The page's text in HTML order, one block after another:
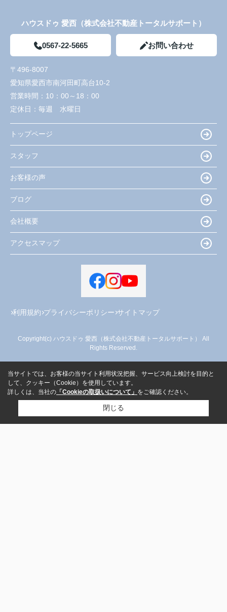
ハウスドゥ 愛西（株式会社不動産トータルサポート）
0567-22-5665 お問い合わせ
〒496-8007
愛知県愛西市南河田町高台10-2
営業時間： 10：00～18：00
定休日： 毎週 水曜日
トップページ
スタッフ
お客様の声
ブログ
会社概要
アクセスマップ
利用規約 プライバシーポリシー サイトマップ
Copyright(c) ハウスドゥ 愛西（株式会社不動産トータルサポート） All
Rights Reserved.
当サイトでは、お客様の当サイト利用状況把握、サービス向上検討を目的と
して、クッキー（Cookie）を使用しています。
詳しくは、当社の 「Cookieの取扱いについて」 をご確認ください。
閉じる